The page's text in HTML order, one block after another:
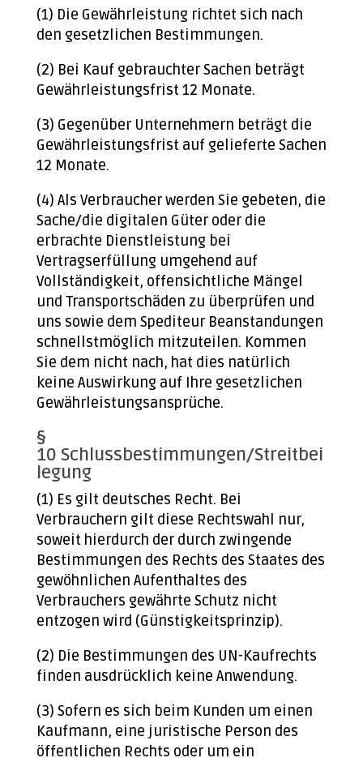
(1) Die Gewährleistung richtet sich nach
den gesetzlichen Bestimmungen.
(2) Bei Kauf gebrauchter Sachen beträgt
Gewährleistungsfrist 12 Monate.
(3) Gegenüber Unternehmern beträgt die
Gewährleistungsfrist auf gelieferte Sachen
12 Monate.
(4) Als Verbraucher werden Sie gebeten, die
Sache/die digitalen Güter oder die
erbrachte Dienstleistung bei
Vertragserfüllung umgehend auf
Vollständigkeit, offensichtliche Mängel
und Transportschäden zu überprüfen und
uns sowie dem Spediteur Beanstandungen
schnellstmöglich mitzuteilen. Kommen
Sie dem nicht nach, hat dies natürlich
keine Auswirkung auf Ihre gesetzlichen
Gewährleistungsansprüche.
§
10 Schlussbestimmungen/Streitbei
legung
(1) Es gilt deutsches Recht. Bei
Verbrauchern gilt diese Rechtswahl nur,
soweit hierdurch der durch zwingende
Bestimmungen des Rechts des Staates des
gewöhnlichen Aufenthaltes des
Verbrauchers gewährte Schutz nicht
entzogen wird (Günstigkeitsprinzip).
(2) Die Bestimmungen des UN-Kaufrechts
finden ausdrücklich keine Anwendung.
(3) Sofern es sich beim Kunden um einen
Kaufmann, eine juristische Person des
öffentlichen Rechts oder um ein